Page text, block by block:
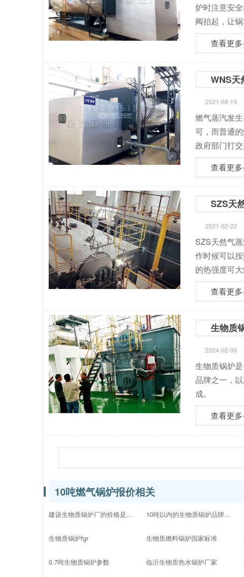
炉时注意安
阀抬起，让
查看更
WNS天
2021-08-19
燃气蒸汽发
可，而普通
政府部门打
查看更
SZS天
2021-02-22
SZS天然气
作时候可以
的热强度可
查看更
生物质
2024-02-09
生物质锅炉
品牌之一，
成。
查看更
10吨燃气锅炉报价相关
建设生物质锅炉厂的价格是多少
生物质锅炉fgr
0.7吨生物质锅炉参数
10吨以内的生物质锅炉品牌十大排名
生物质燃料锅炉国家标准
临沂生物质热水锅炉厂家